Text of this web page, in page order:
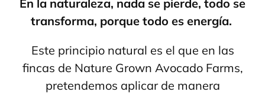
En la naturaleza, nada se pierde, todo se
transforma, porque todo es energía.
Este principio natural es el que en las
fincas de Nature Grown Avocado Farms,
pretendemos aplicar de manera